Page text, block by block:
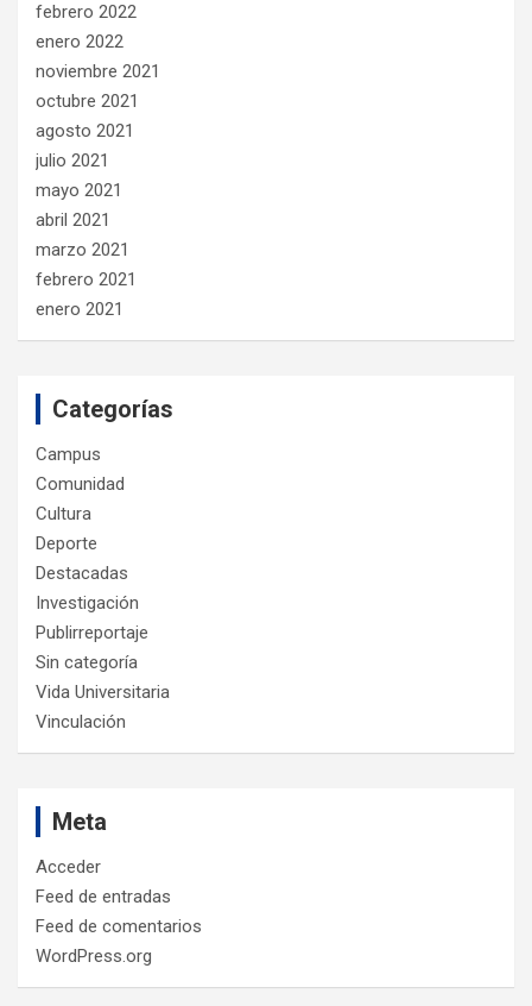
febrero 2022
enero 2022
noviembre 2021
octubre 2021
agosto 2021
julio 2021
mayo 2021
abril 2021
marzo 2021
febrero 2021
enero 2021
Categorías
Campus
Comunidad
Cultura
Deporte
Destacadas
Investigación
Publirreportaje
Sin categoría
Vida Universitaria
Vinculación
Meta
Acceder
Feed de entradas
Feed de comentarios
WordPress.org